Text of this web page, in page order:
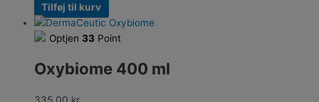
Tilføj til kurv
Optjen 33 Point
Oxybiome 400 ml